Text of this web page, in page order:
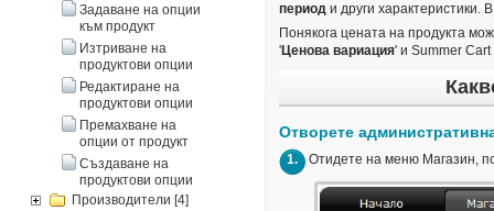
Задаване на опции
към продукт
Изтриване на
продуктови опции
Редактиране на
продуктови опции
Премахване на
опции от продукт
Създаване на
продуктови опции
Производители [4]
период и други характеристики.
Понякога цената на продукта
'Ценова вариация' и Summer
Отворете
1. Отидете на меню Магазин,